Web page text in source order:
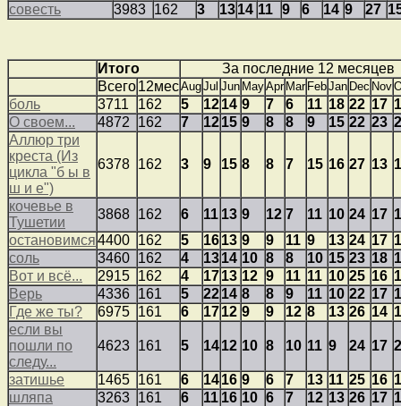
совесть
3983 162 3 1314 11 9 6 14 9 27
Итого
За последние 12 месяцев
Всего12месAugJul Jun MayApr Mar FebJan Dec Nov
боль 3711 162 5 1214 9 7 6 11 18 22 17
О своем...
4872 162 7 1215 9 8 8 9 15 22 23
Аллюр три
креста (Из
цикла "б ы в
ш и е")
6378 162 3 9 15 8 8 7 15 16 27 13
кочевье в
Тушетии
3868 162 6 11 13 9 12 7 11 10 24 17
остановимся4400 162 5 1613 9 9 11 9 13 24 17
соль
3460 162 4 1314 10 8 8 10 15 23 18
Вот и всё...
2915 162 4 1713 12 9 11 11 10 25 16
Верь
4336 161 5 2214 8 8 9 11 10 22 17
Где же ты?
6975 161 6 1712 9 9 12 8 13 26 14
если вы
пошли по
следу...
4623 161 5 1412 10 8 10 11 9 24 17
затишье 1465 161 6 1416 9 6 7 13 11 25 16
шляпа
3263 161 6 11 16 10 6 7 12 13 26 17